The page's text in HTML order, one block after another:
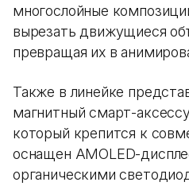
многослойные
вырезать движущиеся
превращая их в
Также в линейке
магнитный смарт-
который крепится к
оснащен AMOLED-
органическими